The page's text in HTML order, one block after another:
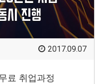
2017.09.07
료 취업과정